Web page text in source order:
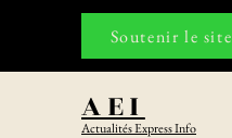
AEI
Actualités Express Info
Soutenir le site